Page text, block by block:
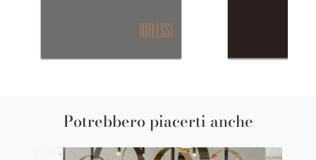
Potrebbero piacerti anche